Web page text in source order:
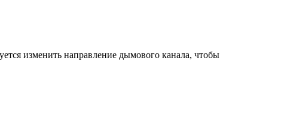
изменить направление дымового канала, чтобы